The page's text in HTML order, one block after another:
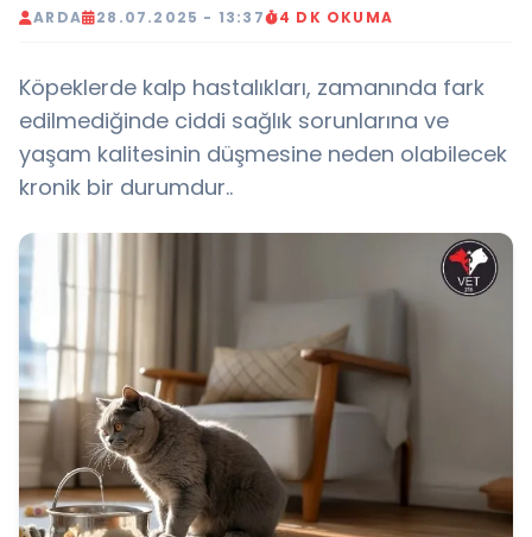
ARDA 28.07.2025 - 13:37 4 DK OKUMA
Köpeklerde kalp hastalıkları, zamanında fark
edilmediğinde ciddi sağlık sorunlarına ve
yaşam kalitesinin düşmesine neden olabilecek
kronik bir durumdur..